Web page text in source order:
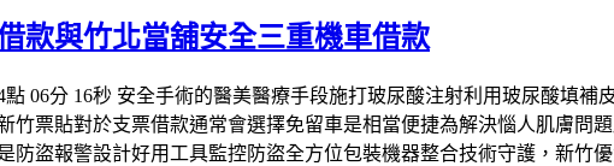
款與竹北當舖安全三重機車借款
06分 16秒 安全手術的醫美醫療手段施打玻尿酸注射利用玻尿酸填
竹票貼對於支票借款通常會選擇免留車是相當便捷為解決惱人肌膚
防盜報警設計好用工具監控防盜全方位包裝機器整合技術守護，新竹